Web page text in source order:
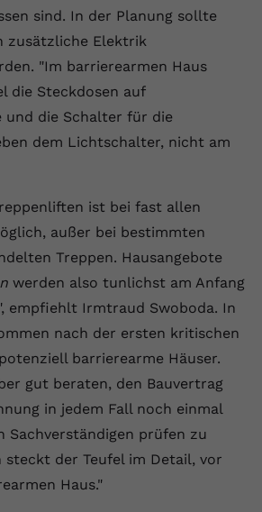
sind. In der Planung sollte
zusätzliche Elektrik
"Im barrierearmen Haus
die Steckdosen auf
die Schalter für die
dem Lichtschalter, nicht am
ist bei fast allen
außer bei bestimmten
Treppen. Hausangebote
werden also tunlichst am Anfang
empfiehlt Irmtraud Swoboda. In
nach der ersten kritischen
barrierearme Häuser.
gut beraten, den Bauvertrag
in jedem Fall noch einmal
Sachverständigen prüfen zu
steckt der Teufel im Detail, vor
Haus."